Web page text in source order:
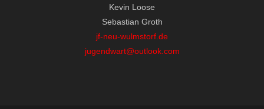
Kevin Loose
Sebastian Groth
jf-neu-wulmstorf.de
jugendwart@outlook.com